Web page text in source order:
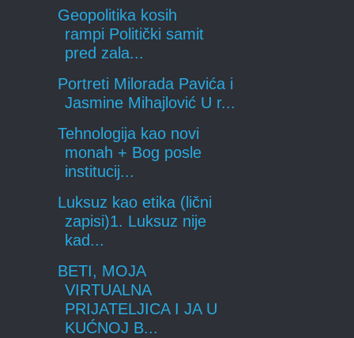
Geopolitika kosih
rampi Politički samit
pred zala...
Portreti Milorada Pavića i
Jasmine Mihajlović U r...
Tehnologija kao novi
monah + Bog posle
institucij...
Luksuz kao etika (lični
zapisi)1. Luksuz nije
kad...
BETI, MOJA
VIRTUALNA
PRIJATELJICA I JA U
KUĆNOJ B...